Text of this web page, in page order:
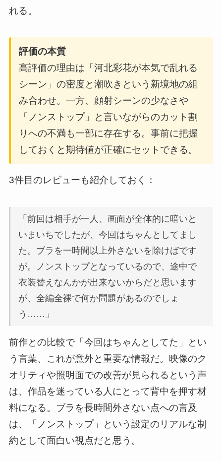
れる。
評価の本質
高評価の理由は「河北彩花が本気で乱れる
シーン」の密度と潮吹きという新境地の組
み合わせ。一方、顔射シーンの少なさや
「ノンストップ」と言いながらのカット割
りへの不満も一部に存在する。事前に把握
しておくと期待値が正確にセットできる。
3件目のレビューも紹介しておく：
「前回は相手が一人、画面が全体的に暗いと
いまいちでしたが、今回はちゃんとしてまし
た。ブラを一時間以上外さないを除けばです
が。ノンストップとなっているので、途中で
衣装替えなんかが出来ないからだと思います
が、全編全裸で何か問題があるのでしょ
う……」
前作との比較で「今回はちゃんとしてた」とい
う言葉、これが意外と重要な情報だ。映像のク
オリティや照明面での改善が見られるという声
は、作品を迷っている人にとって背中を押す材
料になる。ブラを長時間外さない点への言及
は、「ノンストップ」という設定のリアルな制
約として面白い視点だと思う。